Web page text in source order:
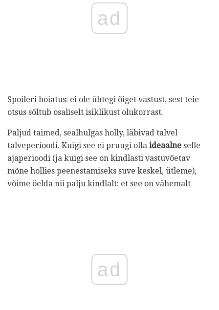
ad
Spoileri hoiatus: ei ole ühtegi õiget vastust, sest teie
otsus sõltub osaliselt isiklikust olukorrast.
Paljud taimed, sealhulgas holly, läbivad talvel
talveperioodi. Kuigi see ei pruugi olla ideaalne selle
ajaperioodi (ja kuigi see on kindlasti vastuvõetav
mõne hollies peenestamiseks suve keskel, ütleme),
võime öelda nii palju kindlalt: et see on vähemalt
ad